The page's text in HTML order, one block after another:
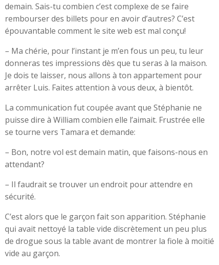
demain. Sais-tu combien c’est complexe de se faire
rembourser des billets pour en avoir d’autres? C’est
épouvantable comment le site web est mal conçu!
– Ma chérie, pour l’instant je m’en fous un peu, tu leur
donneras tes impressions dès que tu seras à la maison.
Je dois te laisser, nous allons à ton appartement pour
arrêter Luis. Faites attention à vous deux, à bientôt.
La communication fut coupée avant que Stéphanie ne
puisse dire à William combien elle l’aimait. Frustrée elle
se tourne vers Tamara et demande:
– Bon, notre vol est demain matin, que faisons-nous en
attendant?
– Il faudrait se trouver un endroit pour attendre en
sécurité.
C’est alors que le garçon fait son apparition. Stéphanie
qui avait nettoyé la table vide discrètement un peu plus
de drogue sous la table avant de montrer la fiole à moitié
vide au garçon.